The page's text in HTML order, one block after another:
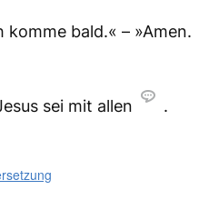
komme bald.« – »Amen.
sei mit allen .